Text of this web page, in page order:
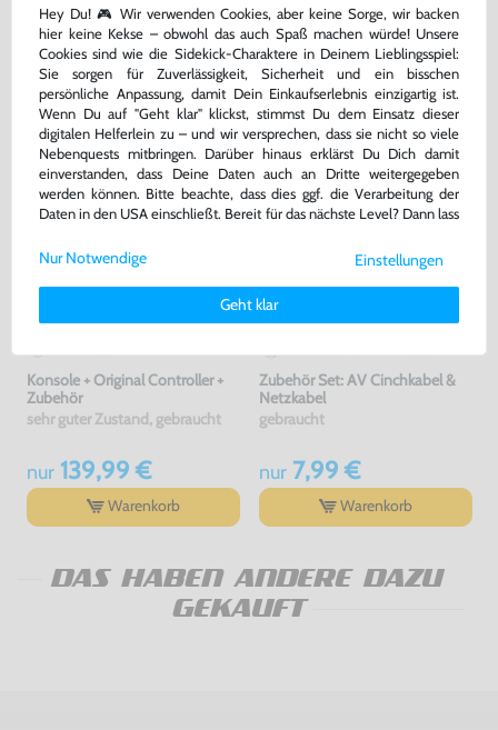
[verschiedene Farben &
Hersteller]
gebraucht
-20% bisher 5,00 €
jetzt nur4,00 €
Warenkorb
1020
gebraucht
nur29,99 €
Warenkorb
Konsole + Original Controller +
Zubehör
sehr guter Zustand, gebraucht
nur139,99 €
Warenkorb
Zubehör Set: AV Cinchkabel &
Netzkabel
gebraucht
nur7,99 €
Warenkorb
DAS HABEN ANDERE DAZU
GEKAUFT
Hey Du! 🎮 Wir verwenden Cookies, aber keine Sorge, wir backen
hier keine Kekse – obwohl das auch Spaß machen würde! Unsere
Cookies sind wie die Sidekick-Charaktere in Deinem Lieblingsspiel:
Sie sorgen für Zuverlässigkeit, Sicherheit und ein bisschen
persönliche Anpassung, damit Dein Einkaufserlebnis einzigartig ist.
Wenn Du auf "Geht klar" klickst, stimmst Du dem Einsatz dieser
digitalen Helferlein zu – und wir versprechen, dass sie nicht so viele
Nebenquests mitbringen. Darüber hinaus erklärst Du Dich damit
einverstanden, dass Deine Daten auch an Dritte weitergegeben
werden können. Bitte beachte, dass dies ggf. die Verarbeitung der
Daten in den USA einschließt. Bereit für das nächste Level? Dann lass
Weitere Informationen zu den von uns verwendeten Cookies und
Deinen Rechten als Nutzer findest Du in unsererDaten­schutz­
Impressum.
Einstellungen
Geht klar
Nur Notwendige